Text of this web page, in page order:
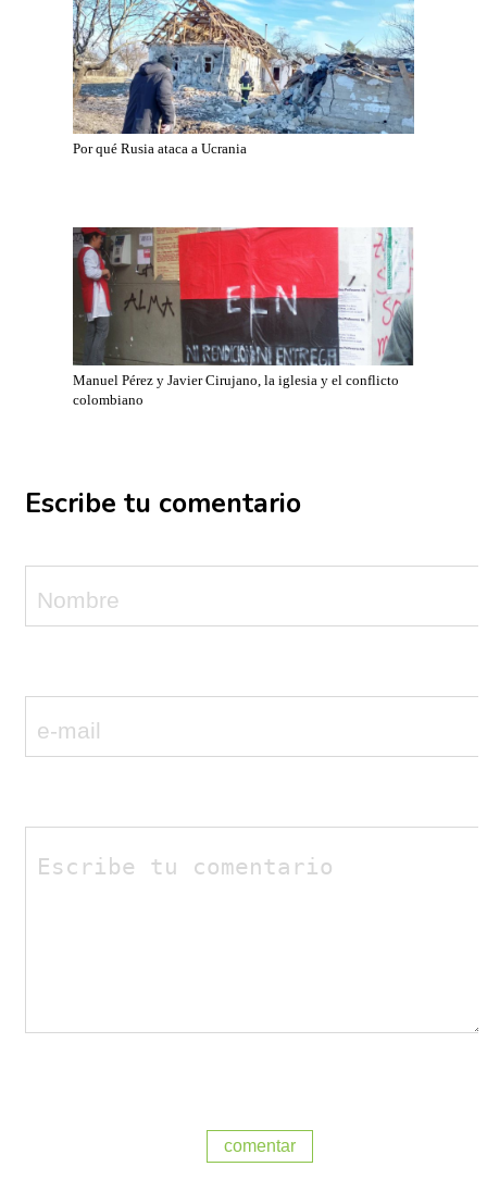
Por qué Rusia ataca a Ucrania
Manuel Pérez y Javier Cirujano, la iglesia y el conflicto
colombiano
Escribe tu comentario